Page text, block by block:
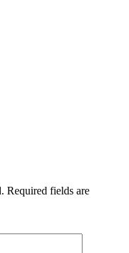
Required fields are